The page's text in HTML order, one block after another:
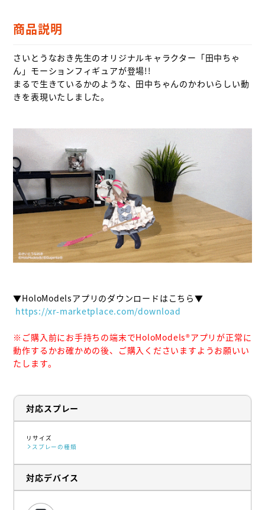
商品説明
さいとうなおき先生のオリジナルキャラクター「田中ちゃ
ん」モーションフィギュアが登場!!
まるで生きているかのような、田中ちゃんのかわいらしい動
きを表現いたしました。
https://xr-marketplace.com/download
※ご購入前にお手持ちの端末でHoloModels®︎アプリが正常に
動作するかお確かめの後、ご購入くださいますようお願いい
たします。
対応スプレー
リサイズ
スプレーの種類
対応デバイス